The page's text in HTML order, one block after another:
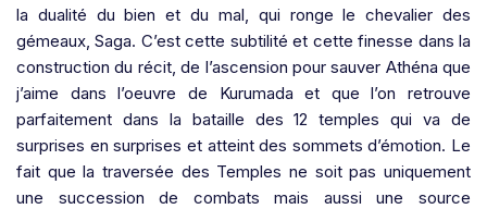
la dualité du bien et du mal, qui ronge le chevalier des
gémeaux, Saga. C’est cette subtilité et cette finesse dans la
construction du récit, de l’ascension pour sauver Athéna que
j’aime dans l’oeuvre de Kurumada et que l’on retrouve
parfaitement dans la bataille des 12 temples qui va de
surprises en surprises et atteint des sommets d’émotion. Le
fait que la traversée des Temples ne soit pas uniquement
une succession de combats mais aussi une source